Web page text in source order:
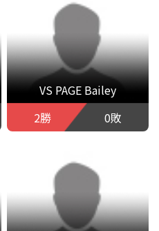
VS PAGE Bailey
2勝
0敗